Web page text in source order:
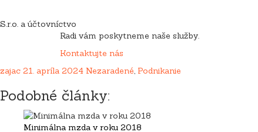
S.r.o. a účtovníctvo
Radi vám poskytneme naše služby.
Kontaktujte nás
zajac 21. apríla 2024 Nezaradené Podnikanie
Podobné články:
Minimálna mzda v roku 2018